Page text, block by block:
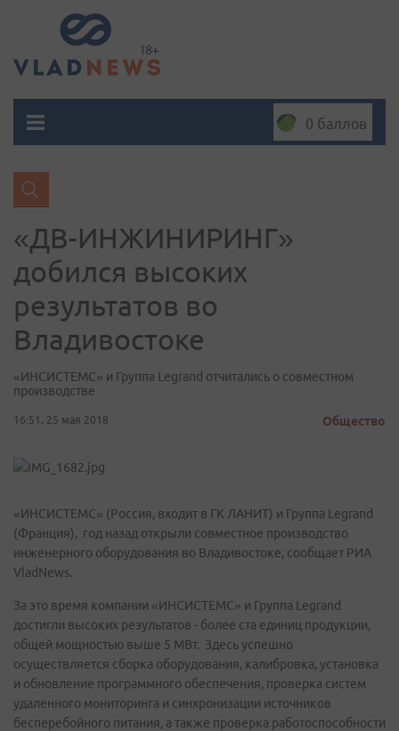
0 баллов
«ДВ-ИНЖИНИРИНГ»
добился высоких
результатов во
Владивостоке
«ИНСИСТЕМС» и Группа Legrand отчитались о совместном
производстве
16:51, 25 мая 2018 Общество
«ИНСИСТЕМС» (Россия, входит в ГК ЛАНИТ) и Группа Legrand
(Франция), год назад открыли совместное производство
инженерного оборудования во Владивостоке, сообщает РИА
VladNews.
За это время компании «ИНСИСТЕМС» и Группа Legrand
достигли высоких результатов - более ста единиц продукции,
общей мощностью выше 5 МВт. Здесь успешно
осуществляется сборка оборудования, калибровка, установка
и обновление программного обеспечения, проверка систем
удаленного мониторинга и синхронизации источников
бесперебойного питания, а также проверка работоспособности